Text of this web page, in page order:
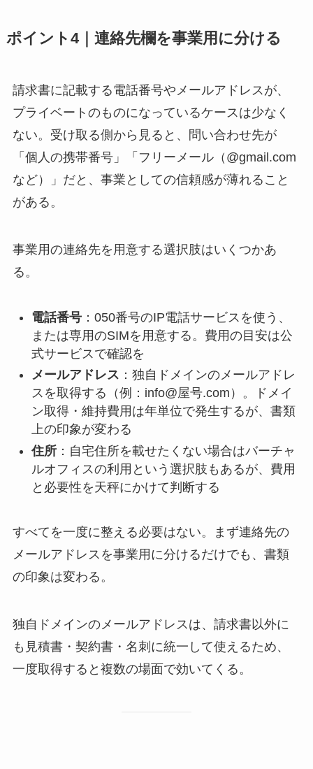
ポイント4｜連絡先欄を事業用に分ける
請求書に記載する電話番号やメールアドレスが、
プライベートのものになっているケースは少なく
ない。受け取る側から見ると、問い合わせ先が
「個人の携帯番号」「フリーメール（@gmail.com
など）」だと、事業としての信頼感が薄れること
がある。
事業用の連絡先を用意する選択肢はいくつかあ
る。
電話番号：050番号のIP電話サービスを使う、
または専用のSIMを用意する。費用の目安は公
式サービスで確認を
メールアドレス ：独自ドメインのメールアドレ
スを取得する（例：info@屋号.com）。ドメイ
ン取得・維持費用は年単位で発生するが、書類
上の印象が変わる
住所：自宅住所を載せたくない場合はバーチャ
ルオフィスの利用という選択肢もあるが、費用
と必要性を天秤にかけて判断する
すべてを一度に整える必要はない。まず連絡先の
メールアドレスを事業用に分けるだけでも、書類
の印象は変わる。
独自ドメインのメールアドレスは、請求書以外に
も見積書・契約書・名刺に統一して使えるため、
一度取得すると複数の場面で効いてくる。